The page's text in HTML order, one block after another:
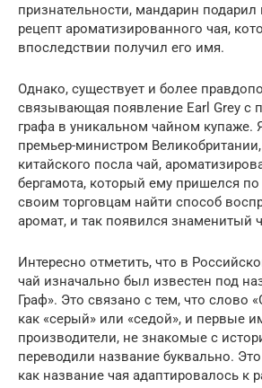
признательности, мандарин
рецепт ароматизированного чая,
впоследствии получил его имя.
Однако, существует и более
связывающая появление Earl Grey с
графа в уникальном чайном купаже.
премьер-министром
китайского посла чай,
бергамота, который ему пришелся по
своим торговцам найти способ
аромат, и так появился знаменитый
Интересно отметить, что в
чай изначально был известен под
Граф». Это связано с тем, что слово
как «серый» или «седой», и первые
производители, не знакомые с
переводили название буквально.
как название чая адаптировалось к